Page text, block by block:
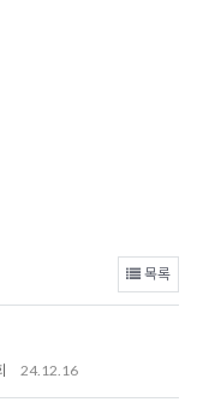
목록
24.12.16